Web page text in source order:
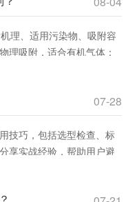
性炭(4mm、6mm、
的增大而下降。
理、适用污染物、吸附容
理吸附，适合有机气体；
07-28
技巧，包括选型检查、标
享实战经验，帮助用户避